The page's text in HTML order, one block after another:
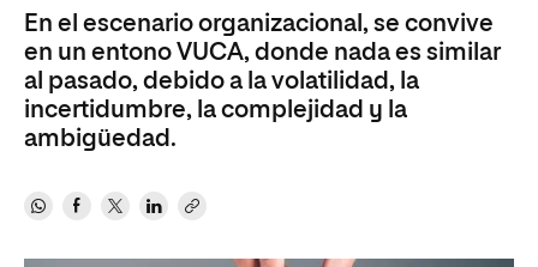
En el escenario organizacional, se convive
en un entono VUCA, donde nada es similar
al pasado, debido a la volatilidad, la
incertidumbre, la complejidad y la
ambigüedad.